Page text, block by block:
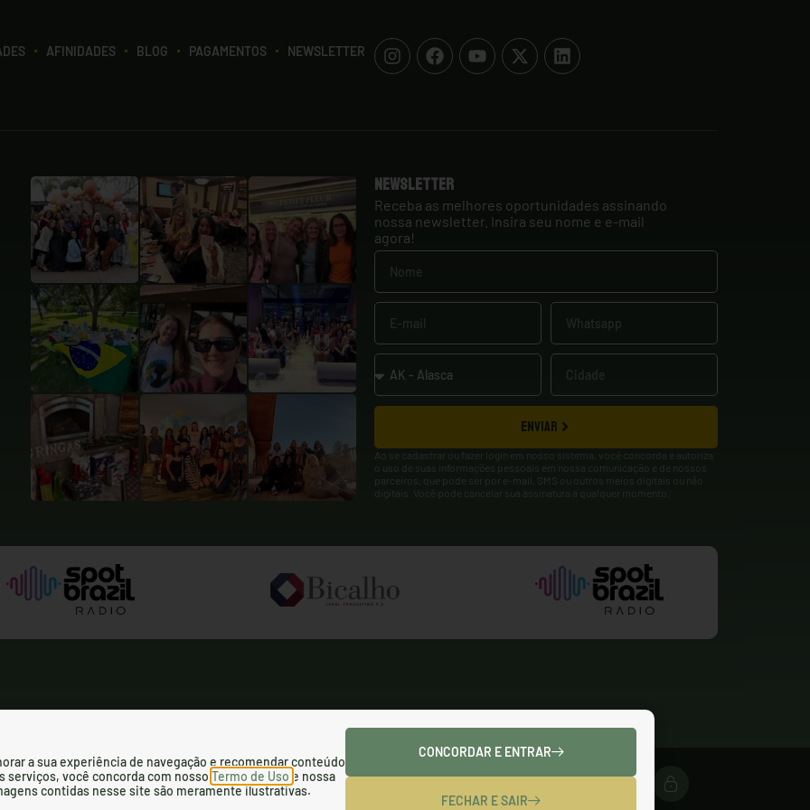
AFINIDADES BLOG PAGAMENTOS NEWSLETTER
Newsletter
Receba as melhores oportunidades assinando
nossa newsletter. Insira seu nome e e-mail
agora!
ENVIAR
Ao se cadastrar ou fazer login em nosso sistema, você concorda e autoriza
o uso de suas informações pessoais em nossa comunicação e de nossos
parceiros, que pode ser por e-mail, SMS ou outros meios digitais ou não
digitais. Você pode cancelar sua assinatura a qualquer momento.
SMS Terms and Conditions Terms of Use
a sua experiência de navegação e recomendar conteúdo
serviços, você concorda com nosso Termo de Uso e nossa
contidas nesse site são meramente ilustrativas.
CONCORDAR E ENTRAR
FECHAR E SAIR